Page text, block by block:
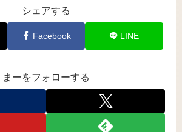
シェアする
Facebook LINE
まーをフォローする